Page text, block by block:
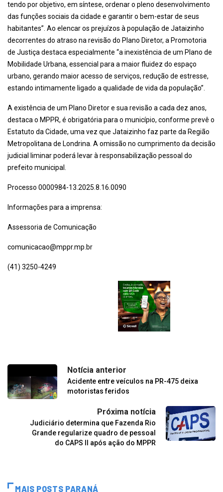
tendo por objetivo, em síntese, ordenar o pleno desenvolvimento
das funções sociais da cidade e garantir o bem-estar de seus
habitantes”. Ao elencar os prejuízos à população de Jataizinho
decorrentes do atraso na revisão do Plano Diretor, a Promotoria
de Justiça destaca especialmente “a inexistência de um Plano de
Mobilidade Urbana, essencial para a maior fluidez do espaço
urbano, gerando maior acesso de serviços, redução de estresse,
estando intimamente ligado a qualidade de vida da população”.
A existência de um Plano Diretor e sua revisão a cada dez anos,
destaca o MPPR, é obrigatória para o município, conforme prevê o
Estatuto da Cidade, uma vez que Jataizinho faz parte da Região
Metropolitana de Londrina. A omissão no cumprimento da decisão
judicial liminar poderá levar à responsabilização pessoal do
prefeito municipal.
Processo 0000984-13.2025.8.16.0090
Informações para a imprensa:
Assessoria de Comunicação
comunicacao@mppr.mp.br
(41) 3250-4249
Notícia anterior
Acidente entre veículos na PR-475 deixa
motoristas feridos
Próxima notícia
Judiciário determina que Fazenda Rio
Grande regularize quadro de pessoal
do CAPS II após ação do MPPR
MAIS POSTS PARANÁ